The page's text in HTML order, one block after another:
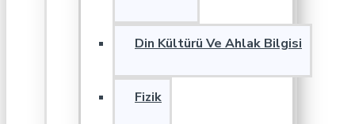
Din Kültürü Ve Ahlak Bilgisi
Fizik